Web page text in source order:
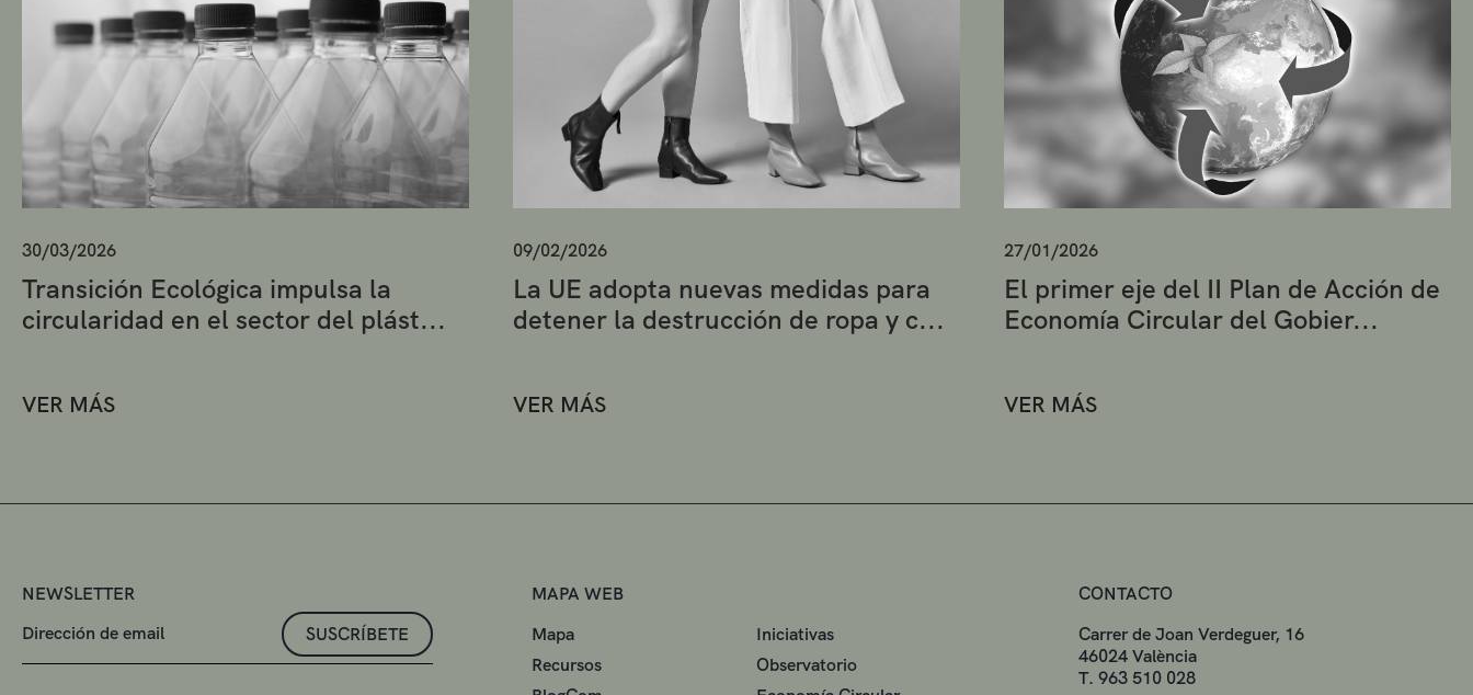
30/03/2026
Transición Ecológica impulsa la
circularidad en el sector del plást...
VER MÁS
09/02/2026
La UE adopta nuevas medidas para
detener la destrucción de ropa y c...
VER MÁS
27/01/2026
El primer eje del II Plan de Acción de
Economía Circular del Gobier...
VER MÁS
NEWSLETTER
SUSCRÍBETE
MAPA WEB
Mapa
Iniciativas
Recursos
Observatorio
CONTACTO
Carrer de Joan Verdeguer, 16
46024 València
T. 963 510 028